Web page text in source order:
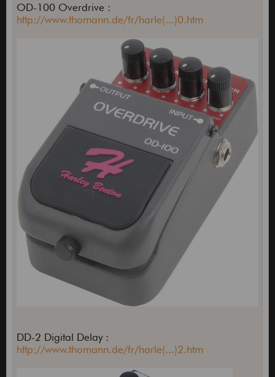
OD-100 Overdrive :
http://www.thomann.de/fr/harle(...)0.htm
DD-2 Digital Delay :
http://www.thomann.de/fr/harle(...)2.htm